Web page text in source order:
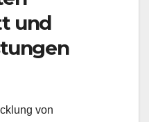
und
von